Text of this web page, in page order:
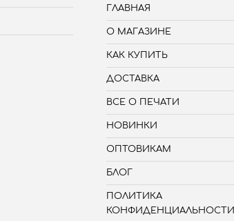
ГЛАВНАЯ
О МАГАЗИНЕ
КАК КУПИТЬ
ДОСТАВКА
ВСЕ О ПЕЧАТИ
НОВИНКИ
ОПТОВИКАМ
БЛОГ
ПОЛИТИКА
КОНФИДЕНЦИАЛЬНОСТИ